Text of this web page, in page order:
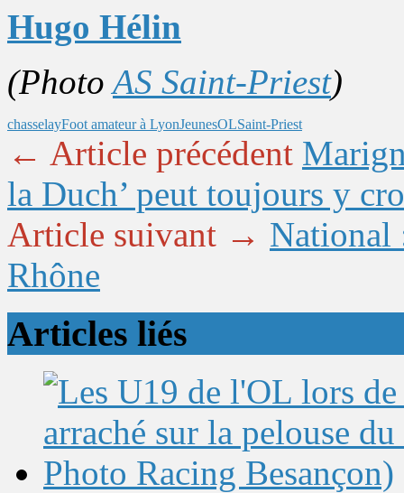
Hugo Hélin
(PhotoAS Saint-Priest)
chasselayFoot amateur à LyonJeunesOLSaint-Priest
← Article précédent
la Duch’ peut toujours y
Article suivant → National
Rhône
Articles liés